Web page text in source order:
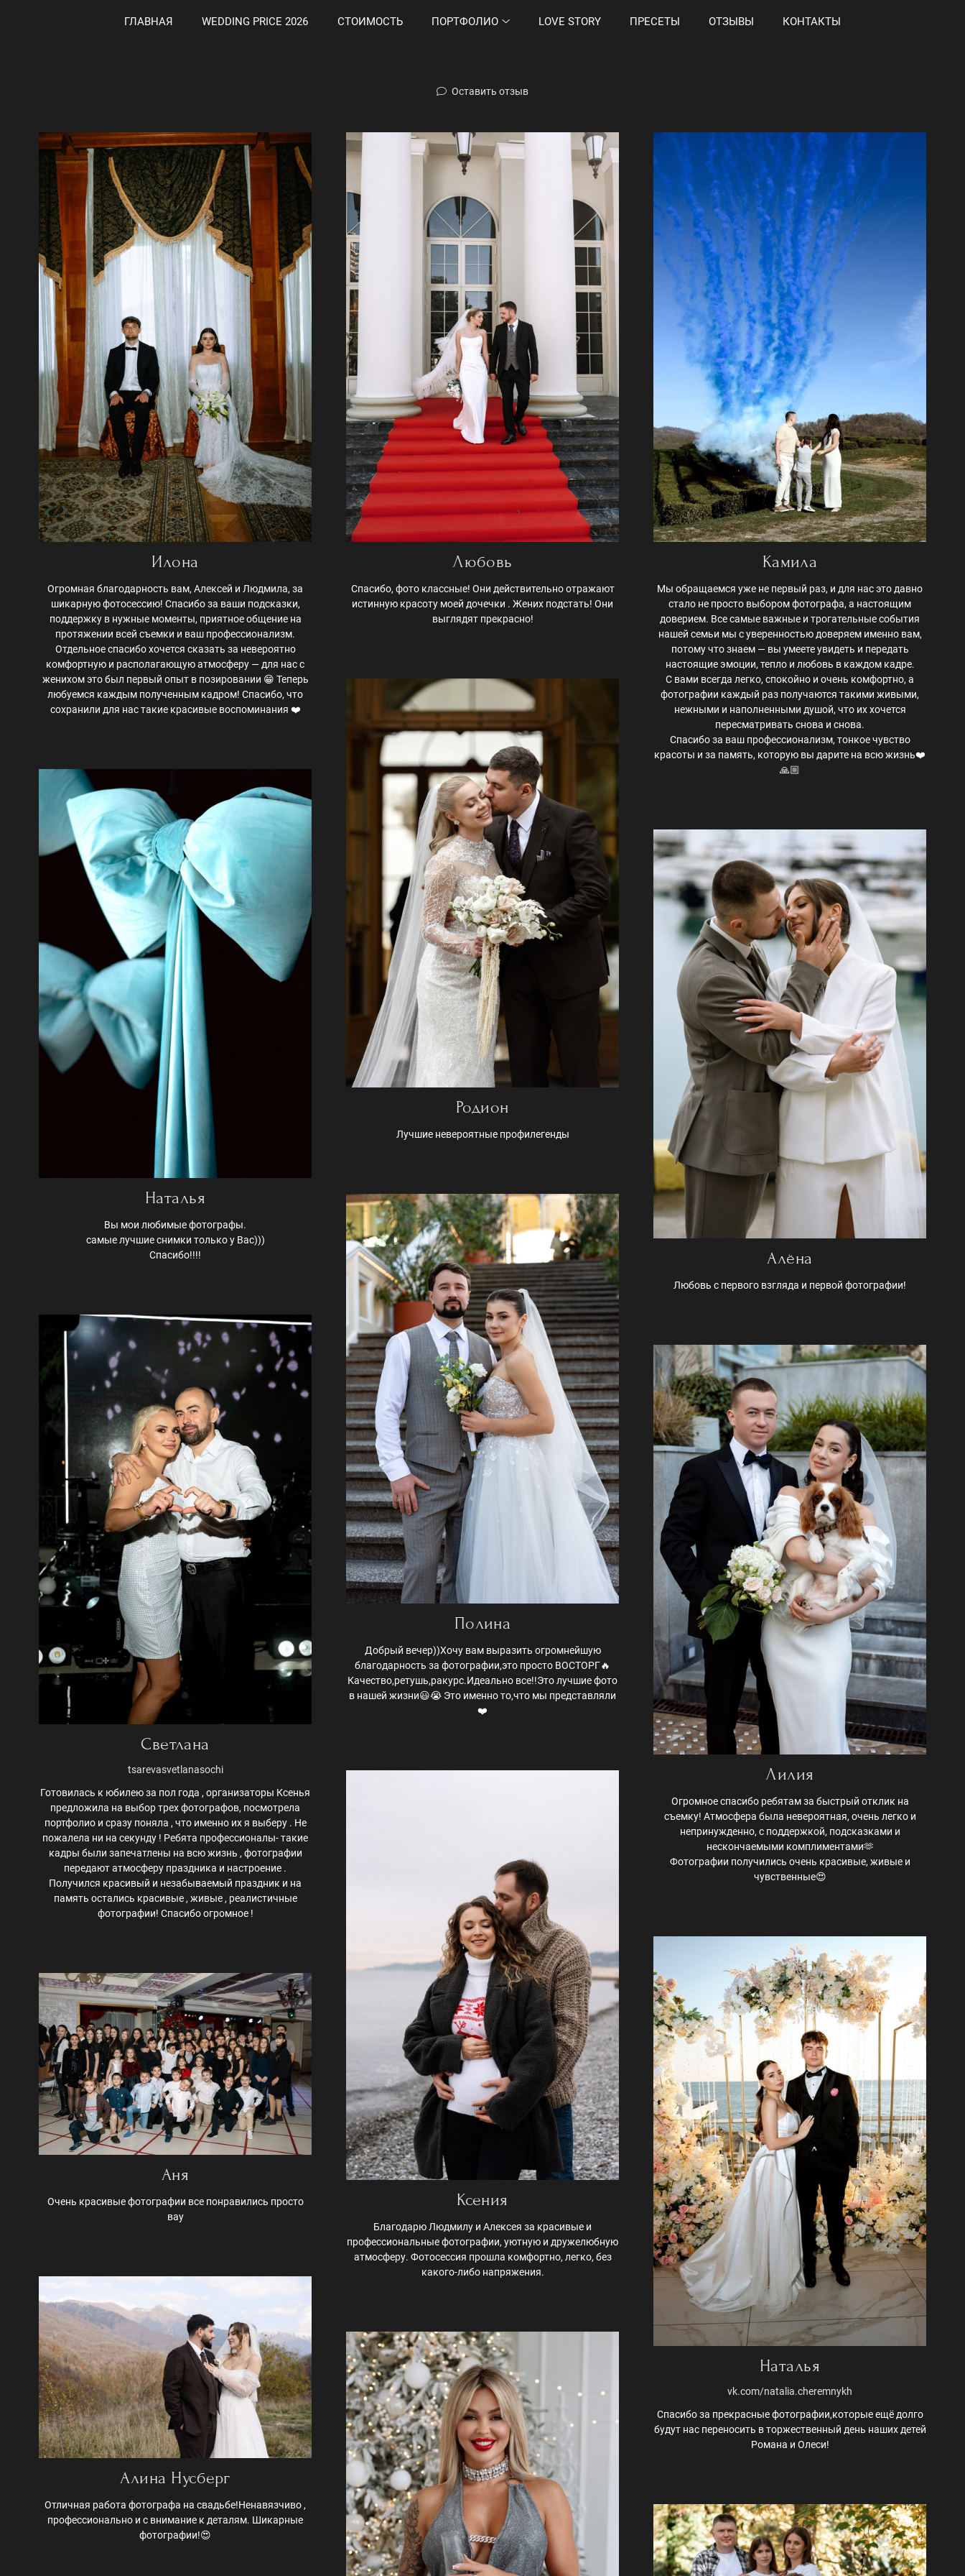
ГЛАВНАЯ WEDDING PRICE 2026 СТОИМОСТЬ ПОРТФОЛИО LOVE STORY ПРЕСЕТЫ ОТЗЫВЫ КОНТАКТЫ
Оставить отзыв
Илона
Огромная благодарность вам, Алексей и Людмила, за
шикарную фотосессию! Спасибо за ваши подсказки,
поддержку в нужные моменты, приятное общение на
протяжении всей съемки и ваш профессионализм.
Отдельное спасибо хочется сказать за невероятно
комфортную и располагающую атмосферу — для нас с
женихом это был первый опыт в позировании 😁 Теперь
любуемся каждым полученным кадром! Спасибо, что
сохранили для нас такие красивые воспоминания ❤️
Любовь
Спасибо, фото классные! Они действительно отражают
истинную красоту моей дочечки . Жених подстать! Они
выглядят прекрасно!
Камила
Мы обращаемся уже не первый раз, и для нас это давно
стало не просто выбором фотографа, а настоящим
доверием. Все самые важные и трогательные события
нашей семьи мы с уверенностью доверяем именно вам,
потому что знаем — вы умеете увидеть и передать
настоящие эмоции, тепло и любовь в каждом кадре.
С вами всегда легко, спокойно и очень комфортно, а
фотографии каждый раз получаются такими живыми,
нежными и наполненными душой, что их хочется
пересматривать снова и снова.
Спасибо за ваш профессионализм, тонкое чувство
красоты и за память, которую вы дарите на всю жизнь❤️
🙏🏼
Родион
Лучшие невероятные профилегенды
Наталья
Вы мои любимые фотографы.
самые лучшие снимки только у Вас)))
Спасибо!!!!
Алёна
Любовь с первого взгляда и первой фотографии!
Полина
Добрый вечер))Хочу вам выразить огромнейшую
благодарность за фотографии,это просто ВОСТОРГ🔥
Качество,ретушь,ракурс.Идеально все!!Это лучшие фото
в нашей жизни😃😭 Это именно то,что мы представляли
❤️
Светлана
tsarevasvetlanasochi
Готовилась к юбилею за пол года , организаторы Ксенья
предложила на выбор трех фотографов, посмотрела
портфолио и сразу поняла , что именно их я выберу . Не
пожалела ни на секунду ! Ребята профессионалы- такие
кадры были запечатлены на всю жизнь , фотографии
передают атмосферу праздника и настроение .
Получился красивый и незабываемый праздник и на
память остались красивые , живые , реалистичные
фотографии! Спасибо огромное !
Лилия
Огромное спасибо ребятам за быстрый отклик на
съемку! Атмосфера была невероятная, очень легко и
непринужденно, с поддержкой, подсказками и
нескончаемыми комплиментами🫶
Фотографии получились очень красивые, живые и
чувственные😍
Ксения
Благодарю Людмилу и Алексея за красивые и
профессиональные фотографии, уютную и дружелюбную
атмосферу. Фотосессия прошла комфортно, легко, без
какого-либо напряжения.
Наталья
vk.com/natalia.cheremnykh
Спасибо за прекрасные фотографии,которые ещё долго
будут нас переносить в торжественный день наших детей
Романа и Олеси!
Аня
Очень красивые фотографии все понравились просто
вау
Алина Нусберг
Отличная работа фотографа на свадьбе!Ненавязчиво ,
профессионально и с внимание к деталям. Шикарные
фотографии!😍